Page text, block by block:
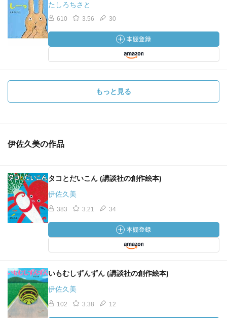
たしろちさと
610 3.56 30
もっと見る
伊佐久美の作品
タコとだいこん (講談社の創作絵本)
伊佐久美
383 3.21 34
いもむしずんずん (講談社の創作絵本)
伊佐久美
102 3.38 12